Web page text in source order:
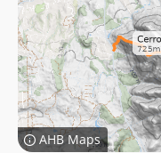
AHB Maps